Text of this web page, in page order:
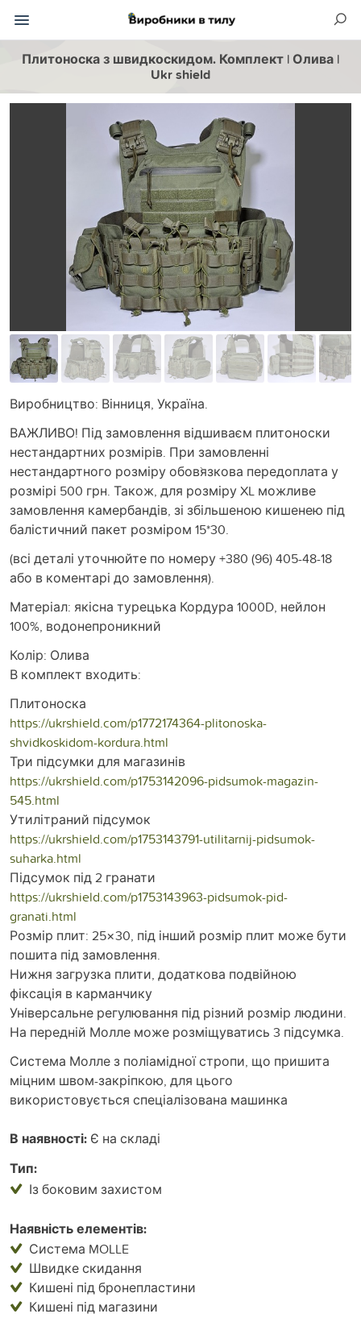
Плитоноска з швидкоскидом. Комплект | Олива |
Ukr shield
Виробництво: Вінниця, Україна.
ВАЖЛИВО! Під замовлення відшиваєм плитоноски
нестандартних розмірів. При замовленні
нестандартного розміру обов`язкова передоплата у
розмірі 500 грн. Також, для розміру XL можливе
замовлення камербандів, зі збільшеною кишенею під
балістичний пакет розміром 15*30.
(всі деталі уточнюйте по номеру +380 (96) 405-48-18
або в коментарі до замовлення).
Матеріал: якісна турецька Кордура 1000D, нейлон
100%, водонепроникний
Колір: Олива
В комплект входить:
Плитоноска
https://ukrshield.com/p1772174364-plitonoska-
shvidkoskidom-kordura.html
Три підсумки для магазинів
https://ukrshield.com/p1753142096-pidsumok-magazin-
545.html
Утилітраний підсумок
https://ukrshield.com/p1753143791-utilitarnij-pidsumok-
suharka.html
Підсумок під 2 гранати
https://ukrshield.com/p1753143963-pidsumok-pid-
granati.html
Розмір плит: 25×30, під інший розмір плит може бути
пошита під замовлення.
Нижня загрузка плити, додаткова подвійною
фіксація в карманчику
Універсальне регулювання під різний розмір людини.
На передній Молле може розміщуватись 3 підсумка.
Система Молле з поліамідної стропи, що пришита
міцним швом-закріпкою, для цього
використовується спеціалізована машинка
В наявності: Є на складі
Тип:
Із боковим захистом
Наявність елементів:
Система MOLLE
Швидке скидання
Кишені під бронепластини
Кишені під магазини